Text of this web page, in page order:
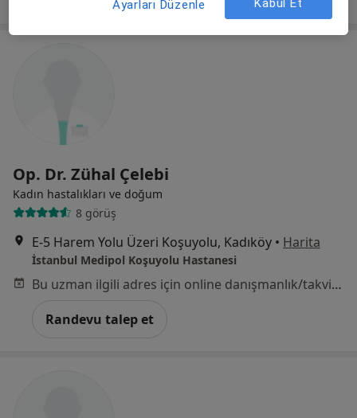
Op. Dr. Zühal Çelebi
Kadın hastalıkları ve doğum
8 görüş
E-5 Harem Yolu Üzeri Koşuyolu, Kadıköy • Harita
İstanbul Medipol Koşuyolu Hastanesi
Bu uzman ilgili adres için online danışmanlık/takvim sunmuyor.
Randevu talep et
Ayarları Düzenle